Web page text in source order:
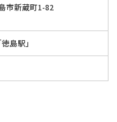
市新蔵町1-82
島駅」